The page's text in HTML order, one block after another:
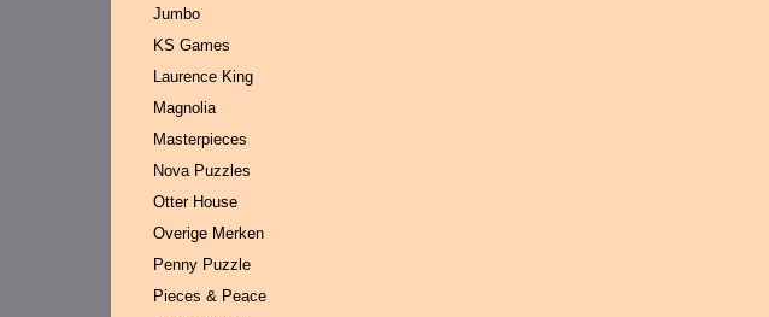
Jumbo
KS Games
Laurence King
Magnolia
Masterpieces
Nova Puzzles
Otter House
Overige Merken
Penny Puzzle
Pieces & Peace